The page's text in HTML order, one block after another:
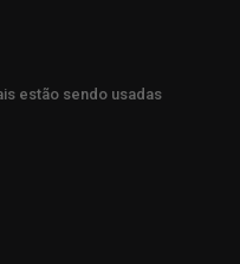
estão sendo usadas